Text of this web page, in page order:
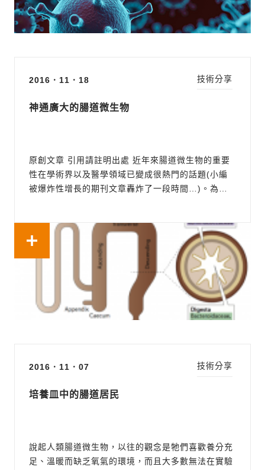
2016．11．18
神通廣大的腸道微生物
原創文章 引用請註明出處 近年來腸道微生物的重要
性在學術界以及醫學領域已變成很熱門的話題(小編
被爆炸性增長的期刊文章轟炸了一段時間…)。為了
生物的奧妙，以後再也不敢小覷牠們囉！ 首先，我們
來欣...
技術分享
2016．11．07
培養皿中的腸道居民
說起人類腸道微生物，以往的觀念是牠們喜歡養分充
足、溫暖而缺乏氧氣的環境，而且大多數無法在實驗
技術分享